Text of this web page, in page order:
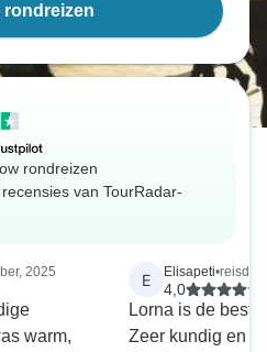
rondreizen
rondreizen
van TourRadar-
2025
warm,
E Elisapeti•reisde
4,0
Lorna is de
Zeer kundig en